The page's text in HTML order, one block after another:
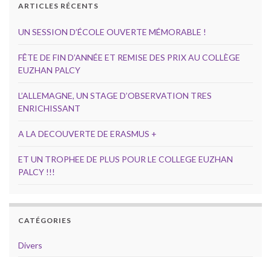
ARTICLES RÉCENTS
UN SESSION D’ÉCOLE OUVERTE MÉMORABLE !
FÊTE DE FIN D’ANNÉE ET REMISE DES PRIX AU COLLÈGE
EUZHAN PALCY
L’ALLEMAGNE, UN STAGE D’OBSERVATION TRES
ENRICHISSANT
A LA DECOUVERTE DE ERASMUS +
ET UN TROPHEE DE PLUS POUR LE COLLEGE EUZHAN
PALCY !!!
CATÉGORIES
Divers